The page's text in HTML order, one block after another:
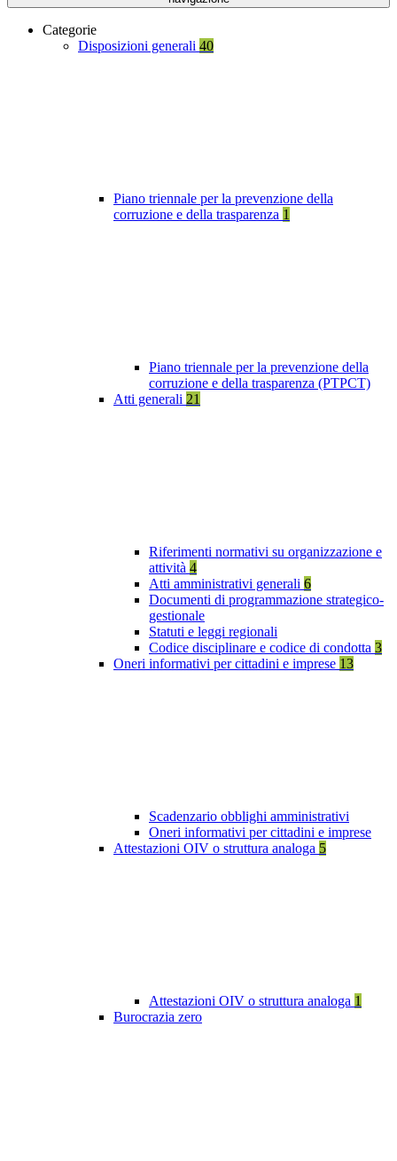
Categorie
Disposizioni generali 40
Piano triennale per la prevenzione della
corruzione e della trasparenza 1
Piano triennale per la prevenzione della
corruzione e della trasparenza (PTPCT)
Atti generali 21
Riferimenti normativi su organizzazione e
attività 4
Atti amministrativi generali 6
Documenti di programmazione strategico-
gestionale
Statuti e leggi regionali
Codice disciplinare e codice di condotta 3
Oneri informativi per cittadini e imprese 13
Scadenzario obblighi amministrativi
Oneri informativi per cittadini e imprese
Attestazioni OIV o struttura analoga 5
Attestazioni OIV o struttura analoga 1
Burocrazia zero